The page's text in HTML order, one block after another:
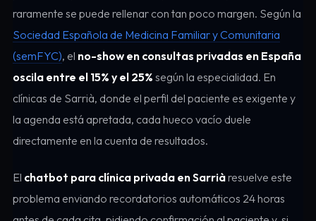
raramente se puede rellenar con tan poco margen. Según la
Sociedad Española de Medicina Familiar y Comunitaria
(semFYC), el no-show en consultas privadas en España
oscila entre el 15% y el 25% según la especialidad. En
clínicas de Sarrià, donde el perfil del paciente es exigente y
la agenda está apretada, cada hueco vacío duele
directamente en la cuenta de resultados.
El chatbot para clínica privada en Sarriàresuelve este
problema enviando recordatorios automáticos 24 horas